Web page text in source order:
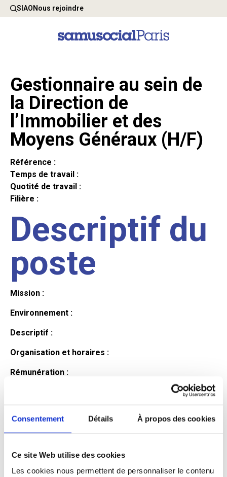
Consentement Détails À propos des cookies
Ce site Web utilise des cookies
Les cookies nous permettent de personnaliser le contenu
SIAONous rejoindre
Gestionnaire au sein de
la Direction de
l’Immobilier et des
Moyens Généraux (H/F)
Référence :
Temps de travail :
Quotité de travail :
Filière :
Descriptif du
poste
Mission :
Environnement :
Descriptif :
Organisation et horaires :
Rémunération :
Profil du
candidat